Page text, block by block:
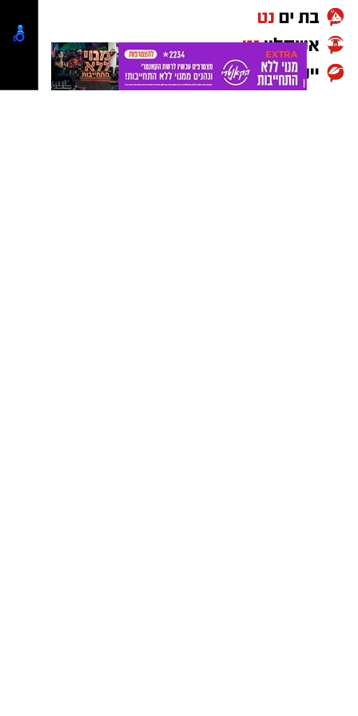
עוד נמסר כי במהלך חקירתו סירב החשוד למסור
את קוד הגישה לטלפון הנייד שלו.
מנגד, סנגורו של החשוד, עו"ד ישראל קליין, טען כי
יש לכם מידע חשוב שטרם נחשף? צילומים מאירוע
חדשותי? מצאתם טעות בכתבה? נשמח שתשתפו